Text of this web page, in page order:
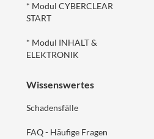
* Modul CYBERCLEAR
START
* Modul INHALT &
ELEKTRONIK
Wissenswertes
Schadensfälle
FAQ - Häufige Fragen